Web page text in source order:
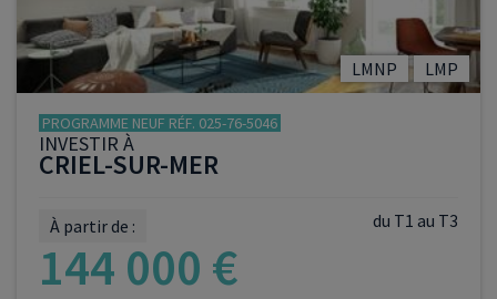
LMNP LMP
PROGRAMME NEUF RÉF. 025-76-5046
INVESTIR À
CRIEL-SUR-MER
du T1 au T3
À partir de :
144 000 €